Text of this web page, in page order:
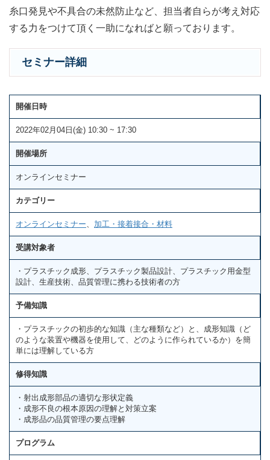
糸口発見や不具合の未然防止など、担当者自らが考え対応
する力をつけて頂く一助になればと願っております。
セミナー詳細
開催日時
2022年02月04日(金) 10:30 ~ 17:30
開催場所
オンラインセミナー
カテゴリー
オンラインセミナー、 加工・接着接合・材料
受講対象者
・プラスチック成形、プラスチック製品設計、プラスチック用金型
設計、生産技術、品質管理に携わる技術者の方
予備知識
・プラスチックの初歩的な知識（主な種類など）と、成形知識（ど
のような装置や機器を使用して、どのように作られているか）を簡
単には理解している方
修得知識
・射出成形部品の適切な形状定義
・成形不良の根本原因の理解と対策立案
・成形品の品質管理の要点理解
プログラム